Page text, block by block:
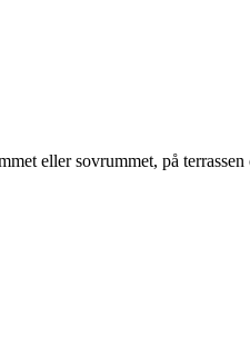
eller sovrummet, på